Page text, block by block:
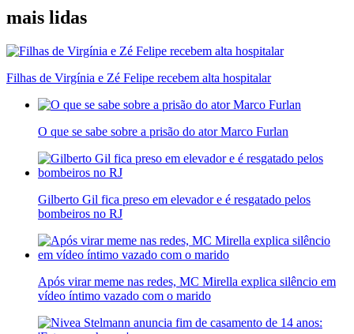
mais lidas
Filhas de Virgínia e Zé Felipe recebem alta hospitalar
O que se sabe sobre a prisão do ator Marco Furlan
Gilberto Gil fica preso em elevador e é resgatado pelos
bombeiros no RJ
Após virar meme nas redes, MC Mirella explica silêncio em
vídeo íntimo vazado com o marido